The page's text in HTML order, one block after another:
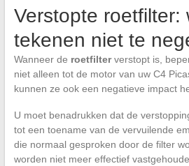
Verstopte roetfilter:
tekenen niet te
Wanneer de roetfilterverstopt is,
niet alleen tot de motor van uw C4
kunnen ze ook een negatieve impact
U moet benadrukken dat de
tot een toename van de vervuilende
die normaal gesproken door de filter
worden niet meer effectief